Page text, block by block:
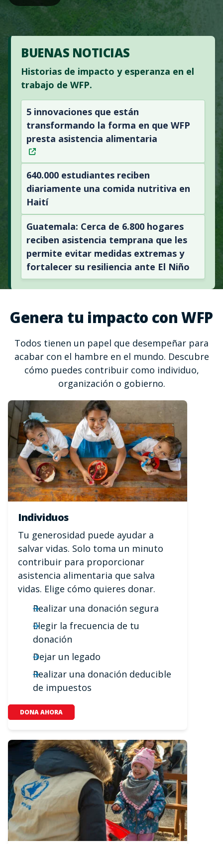
BUENAS NOTICIAS
Historias de impacto y esperanza en el
trabajo de WFP.
5 innovaciones que están
transformando la forma en que WFP
presta asistencia alimentaria
640.000 estudiantes reciben
diariamente una comida nutritiva en
Haití
Guatemala: Cerca de 6.800 hogares
reciben asistencia temprana que les
permite evitar medidas extremas y
fortalecer su resiliencia ante El Niño
Genera tu impacto con WFP
Todos tienen un papel que desempeñar para
acabar con el hambre en el mundo. Descubre
cómo puedes contribuir como individuo,
organización o gobierno.
Individuos
Tu generosidad puede ayudar a
salvar vidas. Solo toma un minuto
contribuir para proporcionar
asistencia alimentaria que salva
vidas. Elige cómo quieres donar.
Realizar una donación segura
Elegir la frecuencia de tu
donación
Dejar un legado
Realizar una donación deducible
de impuestos
DONA AHORA